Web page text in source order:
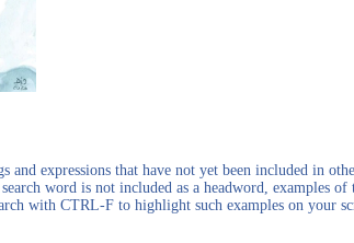
and expressions that have not yet been included in
word is not included as a headword, examples
with CTRL-F to highlight such examples on your